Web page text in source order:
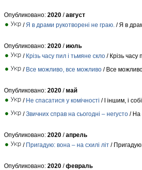
Опубликовано: 2020 /август
/ Я в драми рукотворені не граю. / Я в
Опубликовано: 2020 /июль
/ Крізь часу пил і тьмяне скло / Крізь часу
/ Все можливо, все можливо / Все
Опубликовано: 2020 /май
/ Не спасатися у комічності / І іншим, і
/Звичних справ на сьогодні – негусто / На
Опубликовано: 2020 /апрель
/ Пригадую: вона – на схилі літ /
Опубликовано: 2020 /февраль